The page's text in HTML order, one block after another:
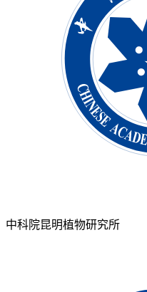
中科院昆明植物研究所